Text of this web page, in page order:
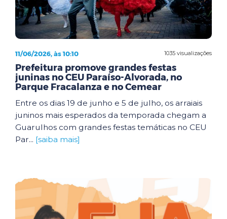
1035 visualizações
11/06/2026, às 10:10
Prefeitura promove grandes festas
juninas no CEU Paraíso-Alvorada, no
Parque Fracalanza e no Cemear
Entre os dias 19 de junho e 5 de julho, os arraiais
juninos mais esperados da temporada chegam a
Guarulhos com grandes festas temáticas no CEU
Par... [saiba mais]